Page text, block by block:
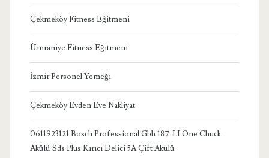
Çekmeköy Fitness Eğitmeni
Ümraniye Fitness Eğitmeni
İzmir Personel Yemeği
Çekmeköy Evden Eve Nakliyat
0611923121 Bosch Professional Gbh 187-LI One Chuck
Akülü Sds Plus Kırıcı Delici 5A Çift Akülü